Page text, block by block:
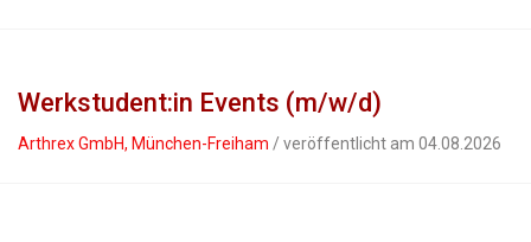
Werkstudent:in Events (m/w/d)
Arthrex GmbH, München-Freiham / veröffentlicht am 04.08.2026